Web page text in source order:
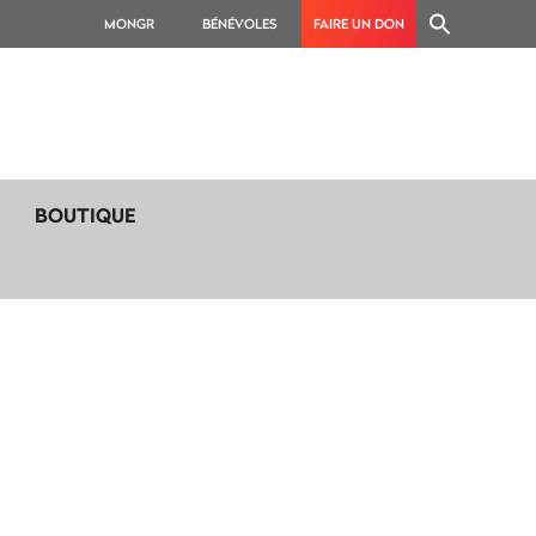
MONGR BÉNÉVOLES FAIRE UN DON
BOUTIQUE